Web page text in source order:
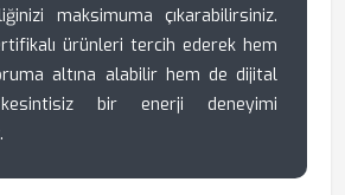
maksimuma çıkarabilirsiniz.
ürünleri tercih ederek hem
koruma altına alabilir hem de dijital
kesintisiz bir enerji deneyimi